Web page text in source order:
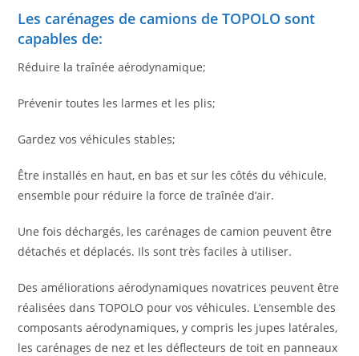
Les carénages de camions de TOPOLO sont
capables de:
Réduire la traînée aérodynamique;
Prévenir toutes les larmes et les plis;
Gardez vos véhicules stables;
Être installés en haut, en bas et sur les côtés du véhicule,
ensemble pour réduire la force de traînée d’air.
Une fois déchargés, les carénages de camion peuvent être
détachés et déplacés. Ils sont très faciles à utiliser.
Des améliorations aérodynamiques novatrices peuvent être
réalisées dans TOPOLO pour vos véhicules. L’ensemble des
composants aérodynamiques, y compris les jupes latérales,
les carénages de nez et les déflecteurs de toit en panneaux